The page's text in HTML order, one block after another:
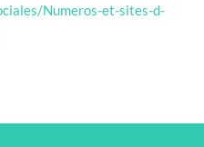
Numeros-et-sites-d-